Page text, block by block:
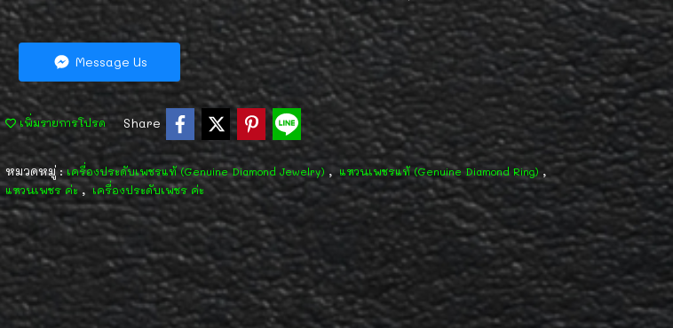
Message Us
เพิ่มรายการโปรด Share
หมวดหมู่ :เครื่องประดับเพชรแท้ (Genuine Diamond Jewelry) , แหวนเพชรแท้ (Genuine Diamond Ring) ,
แหวนเพชร ค่ะ , เครื่องประดับเพชร ค่ะ